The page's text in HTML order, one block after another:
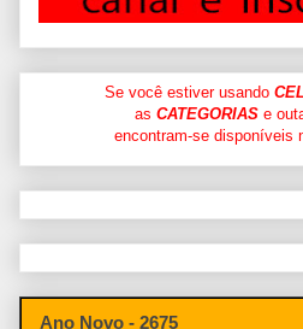
Se você estiver usando
as CATEGORIASe
encontram-se disponíveis
Ano Novo - 2675